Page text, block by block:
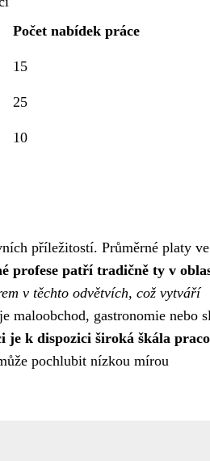
Počet nabídek práce
15
25
10
příležitostí. Průměrné platy ve
profese patří tradičně ty v
v těchto odvětvích, což vytváří
maloobchod, gastronomie nebo
je k dispozici široká škála
pochlubit nízkou mírou